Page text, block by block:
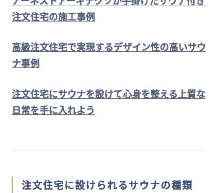
注文住宅の施工事例
高級注文住宅で実現するデザイン性の高いサウ
ナ事例
注文住宅にサウナを設けて心身を整える上質な
日常を手に入れよう
注文住宅に設けられるサウナの種類